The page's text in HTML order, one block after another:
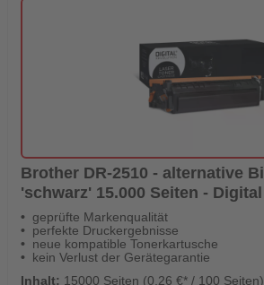
Brother DR-2510 - alternative
'schwarz' 15.000 Seiten -
geprüfte Markenqualität
perfekte Druckergebnisse
neue kompatible Tonerkartusche
kein Verlust der Gerätegarantie
Inhalt: 15000 Seiten (0,26 €* / 100 Seiten)